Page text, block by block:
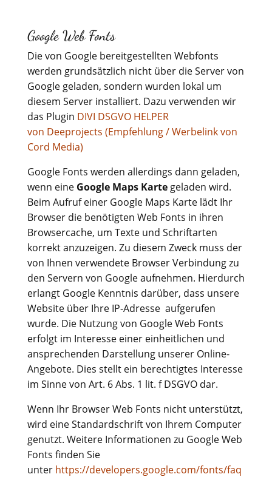
Google Web Fonts
Die von Google bereitgestellten Webfonts
werden grundsätzlich nicht über die Server von
Google geladen, sondern wurden lokal um
diesem Server installiert. Dazu verwenden wir
das Plugin DIVI DSGVO HELPER
von Deeprojects (Empfehlung / Werbelink von
Cord Media)
Google Fonts werden allerdings dann geladen,
wenn eine Google Maps Karte geladen wird.
Beim Aufruf einer Google Maps Karte lädt Ihr
Browser die benötigten Web Fonts in ihren
Browsercache, um Texte und Schriftarten
korrekt anzuzeigen. Zu diesem Zweck muss der
von Ihnen verwendete Browser Verbindung zu
den Servern von Google aufnehmen. Hierdurch
erlangt Google Kenntnis darüber, dass unsere
Website über Ihre IP-Adresse aufgerufen
wurde. Die Nutzung von Google Web Fonts
erfolgt im Interesse einer einheitlichen und
ansprechenden Darstellung unserer Online-
Angebote. Dies stellt ein berechtigtes Interesse
im Sinne von Art. 6 Abs. 1 lit. f DSGVO dar.
Wenn Ihr Browser Web Fonts nicht unterstützt,
wird eine Standardschrift von Ihrem Computer
genutzt. Weitere Informationen zu Google Web
Fonts finden Sie
unter https://developers.google.com/fonts/faq